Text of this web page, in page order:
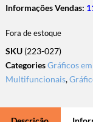
Informações Vendas:
Fora de estoque
SKU (223-027)
CategoriesGráficos
Multifuncionais,